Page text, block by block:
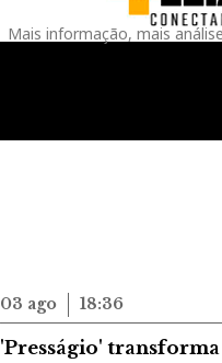
Mais informação, mais
03 ago 18:36
'Presságio' transforma